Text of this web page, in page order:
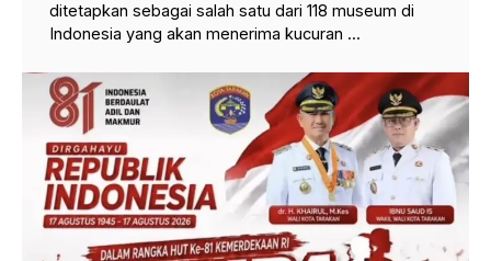
ditetapkan sebagai salah satu dari 118 museum di
Indonesia yang akan menerima kucuran ...